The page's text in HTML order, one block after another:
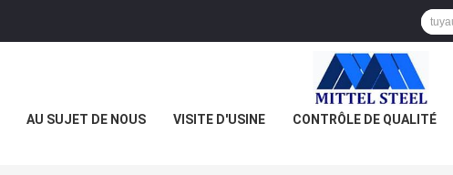
AU SUJET DE NOUS VISITE D'USINE CONTRÔLE DE QUALITÉ